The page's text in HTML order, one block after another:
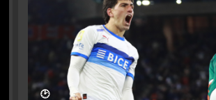
🕑